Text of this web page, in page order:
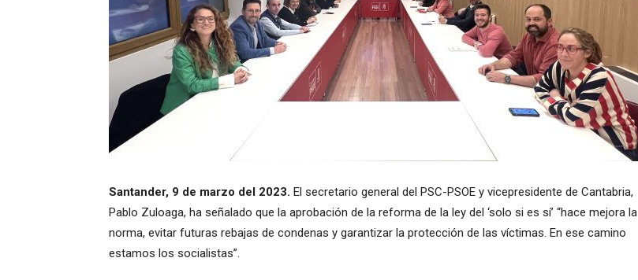
Santander, 9 de marzo del 2023. El secretario general del PSC-PSOE y vicepresidente de Cantabria,
Pablo Zuloaga, ha señalado que la aprobación de la reforma de la ley del ‘solo si es sí’ “hace mejora la
norma, evitar futuras rebajas de condenas y garantizar la protección de las víctimas. En ese camino
estamos los socialistas”.